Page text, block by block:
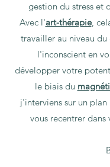
gestion du stress et
Avec l'art-thérapie,
travailler au niveau
l'inconscient en
développer votre
le biais du
j'interviens sur un
vous recentrer dans